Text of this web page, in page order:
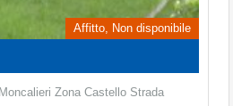
Affitto, Non disponibile
Zona Castello Strada